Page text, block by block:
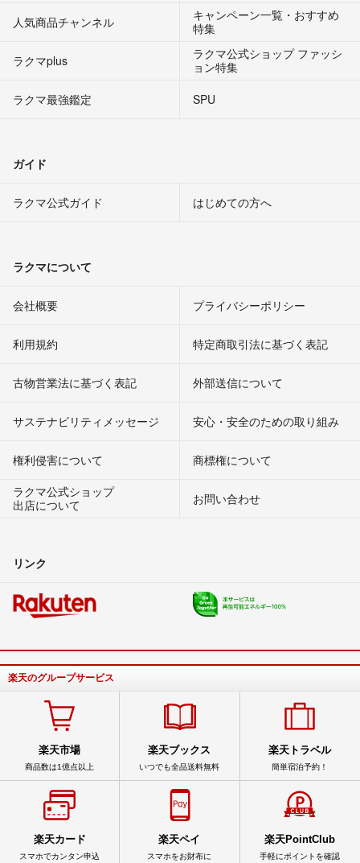
人気商品チャンネル
キャンペーン一覧・おすすめ
特集
ラクマplus
ラクマ公式ショップ ファッシ
ョン特集
ラクマ最強鑑定
SPU
ガイド
ラクマ公式ガイド はじめての方へ
ラクマについて
会社概要 プライバシーポリシー
利用規約 特定商取引法に基づく表記
古物営業法に基づく表記 外部送信について
サステナビリティメッセージ 安心・安全のための取り組み
権利侵害について
商標権について
ラクマ公式ショップ
出店について
お問い合わせ
リンク
楽天のグループサービス
楽天市場
商品数は1億点以上
楽天ブックス
いつでも全品送料無料
楽天トラベル
簡単宿泊予約！
楽天カード
スマホでカンタン申込
楽天ペイ
スマホをお財布に
楽天PointClub
手軽にポイントを確認